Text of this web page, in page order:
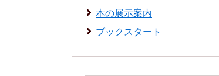
本の展示案内
ブックスタート